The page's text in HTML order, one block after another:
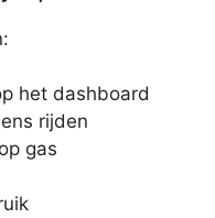
het dashboard
rijden
gas